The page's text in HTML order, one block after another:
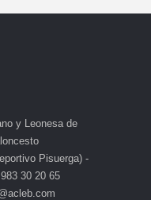
y Leonesa de
Pisuerga) -
30 20 65